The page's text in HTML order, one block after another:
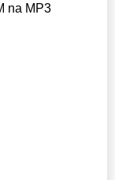
na MP3